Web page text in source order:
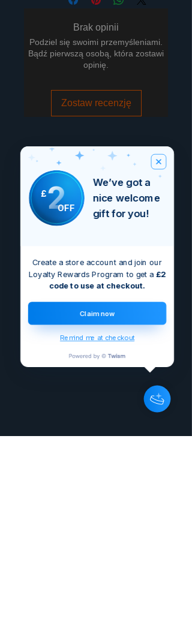
Brak opinii
Podziel się swoimi przemyśleniami.
Bądź pierwszą osobą, która zostawi
opinię.
Zostaw recenzję
£2OFF
We’ve got a
nice welcome
gift for you!
Create a store account and join our
Loyalty Rewards Program to get a £2
code to use at checkout.
Claim now
Remind me at checkout